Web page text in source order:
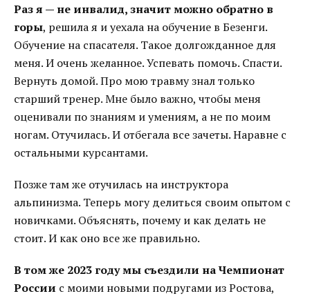
Раз я — не инвалид, значит можно обратно в
горы, решила я и уехала на обучение в Безенги.
Обучение на спасателя. Такое долгожданное для
меня. И очень желанное. Успевать помочь. Спасти.
Вернуть домой. Про мою травму знал только
старший тренер. Мне было важно, чтобы меня
оценивали по знаниям и умениям, а не по моим
ногам. Отучилась. И отбегала все зачеты. Наравне с
остальными курсантами.
Позже там же отучилась на инструктора
альпинизма. Теперь могу делиться своим опытом с
новичками. Объяснять, почему и как делать не
стоит. И как оно все же правильно.
В том же 2023 году мы съездили на Чемпионат
России с моими новыми подругами из Ростова,